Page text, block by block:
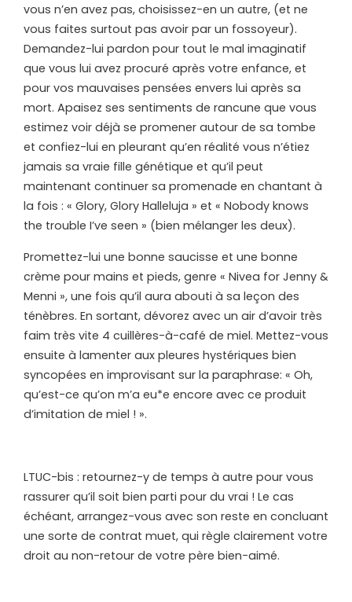
vous n’en avez pas, choisissez-en un autre, (et ne
vous faites surtout pas avoir par un fossoyeur).
Demandez-lui pardon pour tout le mal imaginatif
que vous lui avez procuré après votre enfance, et
pour vos mauvaises pensées envers lui après sa
mort. Apaisez ses sentiments de rancune que vous
estimez voir déjà se promener autour de sa tombe
et confiez-lui en pleurant qu’en réalité vous n’étiez
jamais sa vraie fille génétique et qu’il peut
maintenant continuer sa promenade en chantant à
la fois : « Glory, Glory Halleluja » et « Nobody knows
the trouble I’ve seen » (bien mélanger les deux).
Promettez-lui une bonne saucisse et une bonne
crème pour mains et pieds, genre « Nivea for Jenny &
Menni », une fois qu’il aura abouti à sa leçon des
ténèbres. En sortant, dévorez avec un air d’avoir très
faim très vite 4 cuillères-à-café de miel. Mettez-vous
ensuite à lamenter aux pleures hystériques bien
syncopées en improvisant sur la paraphrase: « Oh,
qu’est-ce qu’on m’a eu*e encore avec ce produit
d’imitation de miel ! ».
LTUC-bis : retournez-y de temps à autre pour vous
rassurer qu’il soit bien parti pour du vrai ! Le cas
échéant, arrangez-vous avec son reste en concluant
une sorte de contrat muet, qui règle clairement votre
droit au non-retour de votre père bien-aimé.